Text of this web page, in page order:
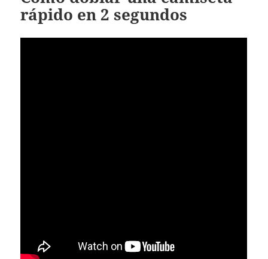
rápido en 2 segundos